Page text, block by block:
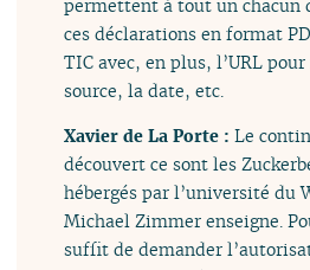
permettent à tout un chacun
ces déclarations en format
TIC avec, en plus, l’URL
source, la date, etc.
Xavier de La Porte :Le
découvert ce sont les
hébergés par l’université du
Michael Zimmer enseigne.
suffit de demander